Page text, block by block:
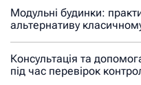
Модульні будинки:
альтернативу
Консультація та
під час перевірок